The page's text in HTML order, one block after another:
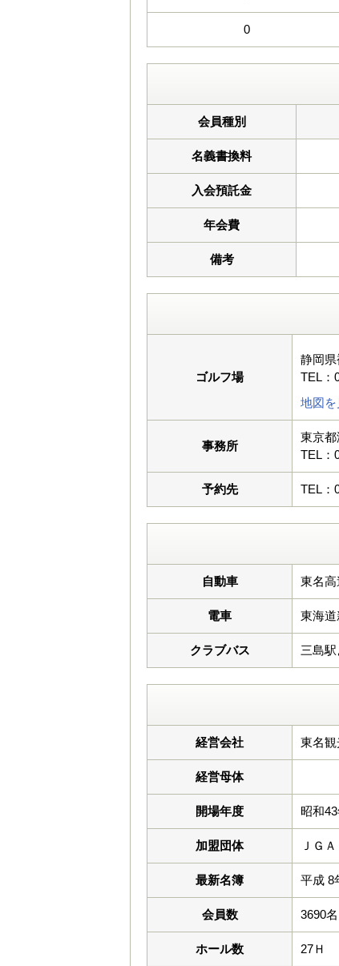
0
会員種別
名義書換料
入会預託金
年会費
備考
ゴルフ場
静岡県
TEL：
地図を
事務所
東京
TEL：
予約先 TEL：
自動車 東名
電車 東海
クラブバス 三島
経営会社 東名
経営母体
開場年度 昭和
加盟団体 ＪＧ
最新名簿 平成 8
会員数 3690名
ホール数 27Ｈ